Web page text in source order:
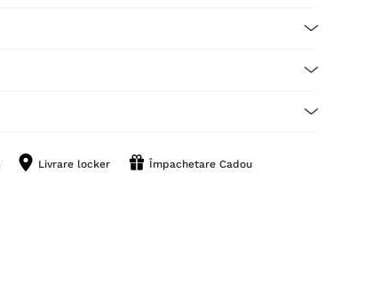
Livrare locker Împachetare Cadou